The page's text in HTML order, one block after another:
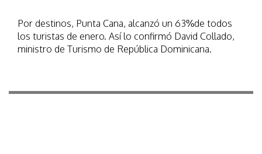
Por destinos, Punta Cana, alcanzó un 63%de todos
los turistas de enero. Así lo confirmó David Collado,
ministro de Turismo de República Dominicana.